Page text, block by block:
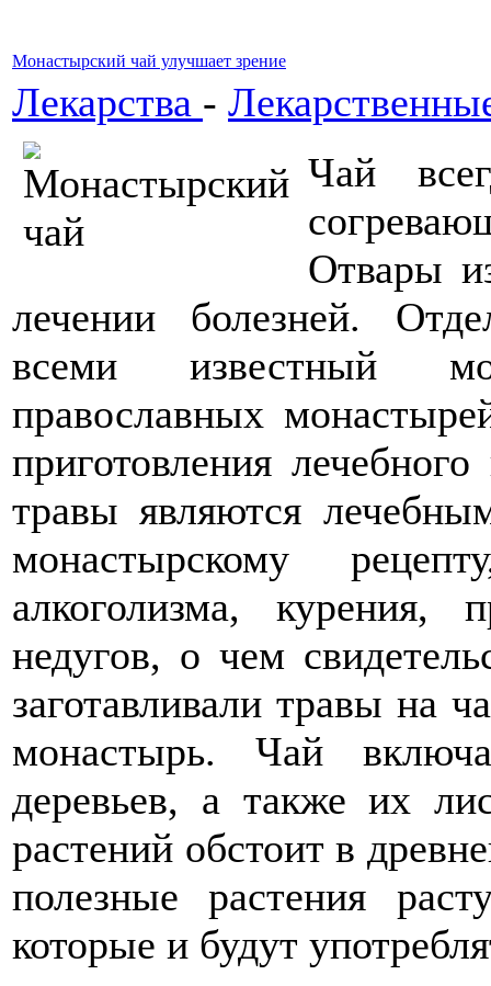
Монастырский чай улучшает зрение
Лекарства -
Чай
Отвары
лечении болезней.
всеми известный
православных
приготовления
травы являются
монастырскому
алкоголизма, курения,
недугов, о чем
заготавливали травы на
монастырь. Чай
деревьев, а также их
растений обстоит в
полезные растения
которые и будут